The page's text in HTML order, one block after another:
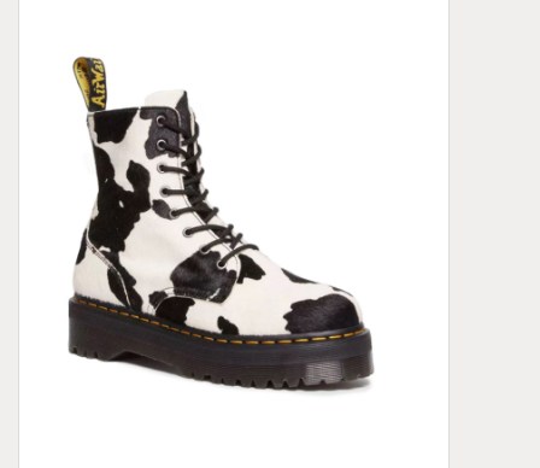
Autres marques
Vêtements